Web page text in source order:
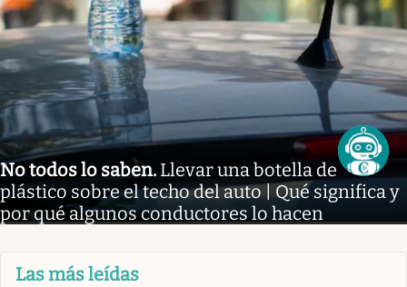
No todos lo saben. Llevar una botella de
plástico sobre el techo del auto | Qué significa y
por qué algunos conductores lo hacen
Las más leídas